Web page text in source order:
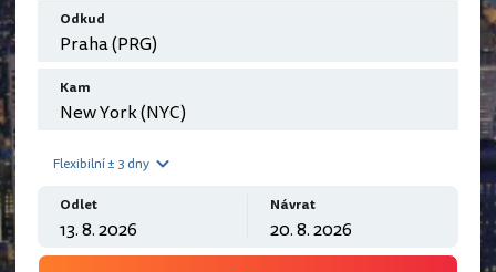
Odkud
Kam
Flexibilní ± 3 dny
Odlet Návrat